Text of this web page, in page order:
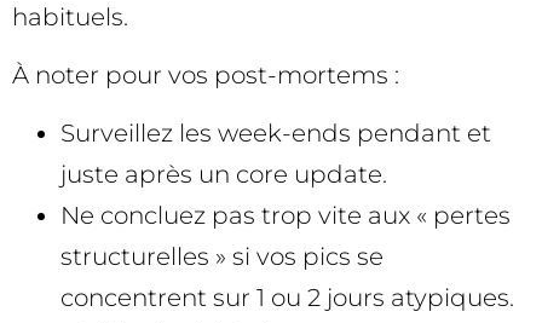
habituels.
À noter pour vos post-mortems :
Surveillez les week-ends pendant et
juste après un core update.
Ne concluez pas trop vite aux « pertes
structurelles » si vos pics se
concentrent sur 1 ou 2 jours atypiques.